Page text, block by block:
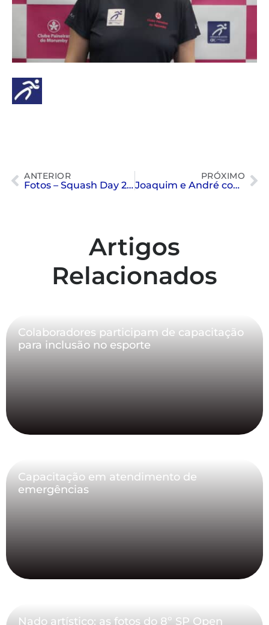
ANTERIOR
Fotos – Squash Day 2024
PRÓXIMO
Joaquim e André convocados para o Pan de Polo Aquático
Artigos
Relacionados
Colaboradores participam de capacitação
para inclusão no esporte
Capacitação em atendimento de
emergências
Nado artístico: as fotos do 8º SP Open